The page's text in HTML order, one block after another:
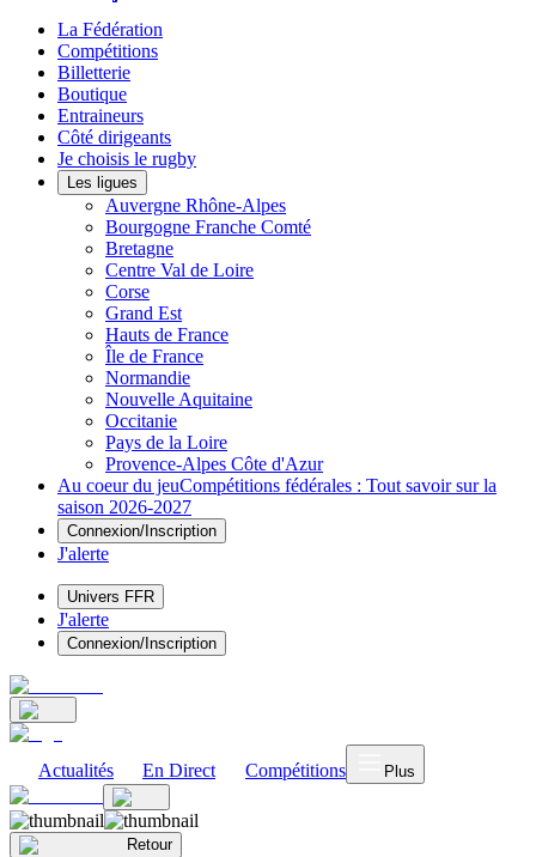
La Fédération
Compétitions
Billetterie
Boutique
Entraineurs
Côté dirigeants
Je choisis le rugby
Les ligues
Auvergne Rhône-Alpes
Bourgogne Franche Comté
Bretagne
Centre Val de Loire
Corse
Grand Est
Hauts de France
Île de France
Normandie
Nouvelle Aquitaine
Occitanie
Pays de la Loire
Provence-Alpes Côte d'Azur
Au coeur du jeuCompétitions fédérales : Tout savoir sur la
saison 2026-2027
Connexion/Inscription
J'alerte
Univers FFR
J'alerte
Connexion/Inscription
Actualités En Direct Compétitions Plus
Retour